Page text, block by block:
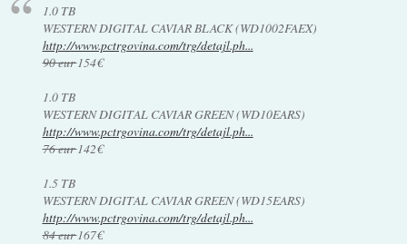
1.0 TB
WESTERN DIGITAL CAVIAR BLACK (WD1002FAEX)
http://www.pctrgovina.com/trg/detajl.ph...
90 eur154€
1.0 TB
WESTERN DIGITAL CAVIAR GREEN (WD10EARS)
http://www.pctrgovina.com/trg/detajl.ph...
76 eur142€
1.5 TB
WESTERN DIGITAL CAVIAR GREEN (WD15EARS)
http://www.pctrgovina.com/trg/detajl.ph...
84 eur167€